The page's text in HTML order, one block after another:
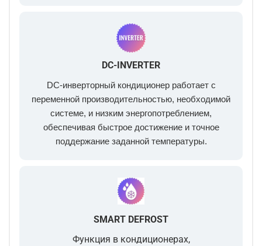
DC-INVERTER
DC-инверторный кондиционер работает с
переменной производительностью, необходимой
системе, и низким энергопотреблением,
обеспечивая быстрое достижение и точное
поддержание заданной температуры.
SMART DEFROST
Функция в кондиционерах,